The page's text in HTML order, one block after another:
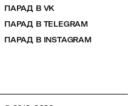
ПАРАД В VK
ПАРАД В TELEGRAM
ПАРАД В INSTAGRAM